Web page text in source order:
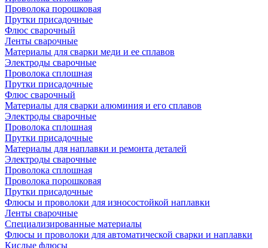
Проволока порошковая
Прутки присадочные
Флюс сварочный
Ленты сварочные
Материалы для сварки меди и ее сплавов
Электроды сварочные
Проволока сплошная
Прутки присадочные
Флюс сварочный
Материалы для сварки алюминия и его сплавов
Электроды сварочные
Проволока сплошная
Прутки присадочные
Материалы для наплавки и ремонта деталей
Электроды сварочные
Проволока сплошная
Проволока порошковая
Прутки присадочные
Флюсы и проволоки для износостойкой наплавки
Ленты сварочные
Специализированные материалы
Флюсы и проволоки для автоматической сварки и наплавки
Кислые флюсы